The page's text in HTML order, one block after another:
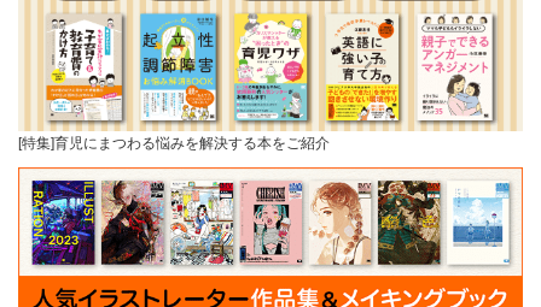
[特集]育児にまつわる悩みを解決する本をご紹介